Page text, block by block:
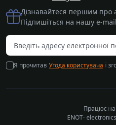
Дізнавайтеся першим про
Підпишіться на нашу e-
Я прочитав Угода користувача і
Працює на
ENOT-